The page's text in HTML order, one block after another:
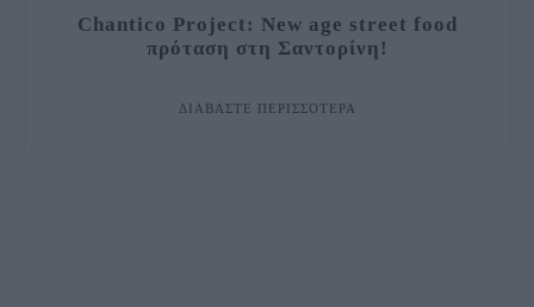
Chantico Project: New age street food
πρόταση στη Σαντορίνη!
ΔΙΑΒΆΣΤΕ ΠΕΡΙΣΣΌΤΕΡΑ